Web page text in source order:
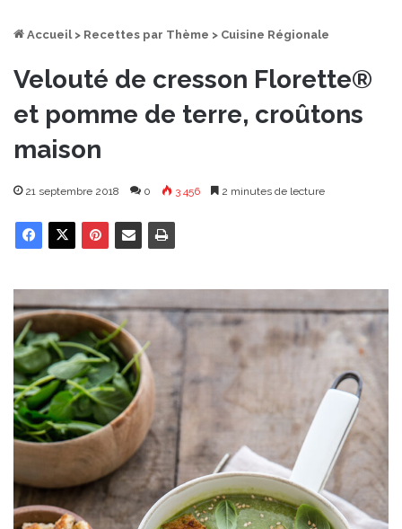
Accueil > Recettes par Thème > Cuisine Régionale
Velouté de cresson Florette®
et pomme de terre, croûtons
maison
21 septembre 2018 0 3 456 2 minutes de lecture